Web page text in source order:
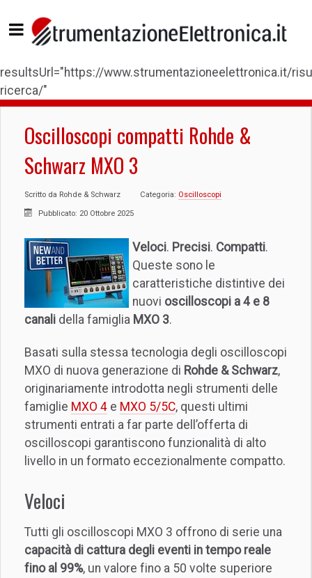
resultsUrl="https://www.strumentazioneelettronica.it/
ricerca/"
Oscilloscopi compatti Rohde &
Schwarz MXO 3
Scritto da Rohde & Schwarz Categoria: Oscilloscopi
Pubblicato: 20 Ottobre 2025
Veloci. Precisi. Compatti.
Queste sono le
caratteristiche distintive dei
nuovi oscilloscopi a 4 e 8
canali della famiglia MXO 3.
Basati sulla stessa tecnologia degli oscilloscopi
MXO di nuova generazione di Rohde & Schwarz,
originariamente introdotta negli strumenti delle
famiglie MXO 4 e MXO 5/5C, questi ultimi
strumenti entrati a far parte dell’offerta di
oscilloscopi garantiscono funzionalità di alto
livello in un formato eccezionalmente compatto.
Veloci
Tutti gli oscilloscopi MXO 3 offrono di serie una
capacità di cattura degli eventi in tempo reale
fino al 99%, un valore fino a 50 volte superiore